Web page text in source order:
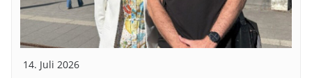
14. Juli 2026